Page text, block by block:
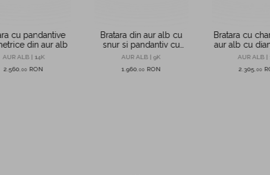
cu pandantive
din aur alb
AUR ALB | 14K
2.560 ,00 RON
Bratara din aur alb cu
snur si pandantiv cu
diamante de 0.07ct
create in laborator
AUR ALB | 9K
1.960 00 RON
Bratara cu
aur alb cu
0.05ct
AUR ALB |
2.305 ,00